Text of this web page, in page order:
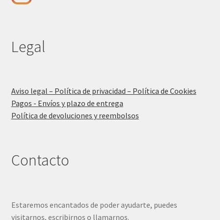
Legal
Aviso legal – Política de privacidad – Política de Cookies
Pagos - Envíos y plazo de entrega
Política de devoluciones y reembolsos
Contacto
Estaremos encantados de poder ayudarte, puedes
visitarnos, escribirnos o llamarnos.